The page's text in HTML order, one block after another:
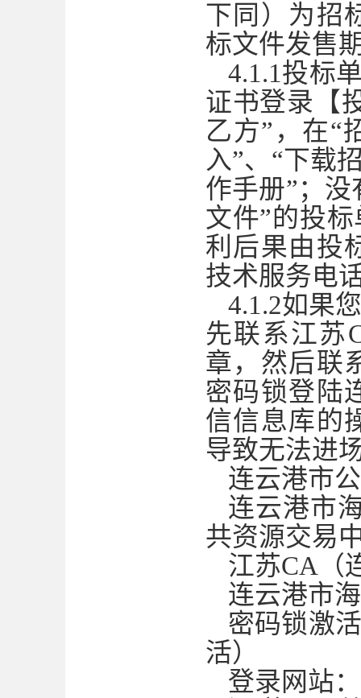
下同）为招
标文件发售
4.1.1投标
证书登录【
乙方”，在“
入”、“下载
作手册”；
文件”的投
利后果由投
技术服务电
4.1.2如果
先联系江苏
章，然后联
密码锁登陆
信信息库的
导致无法进
连云港市
连云港市
共资源交易
江苏CA（
连云港市
密码锁激
活）
登录网站